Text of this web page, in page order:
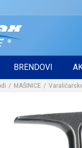
BRENDOVI
MAŠINICE